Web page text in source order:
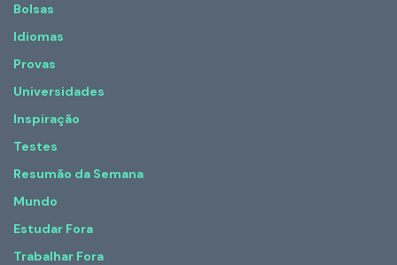
Bolsas
Idiomas
Provas
Universidades
Inspiração
Testes
Resumão da Semana
Mundo
Estudar Fora
Trabalhar Fora